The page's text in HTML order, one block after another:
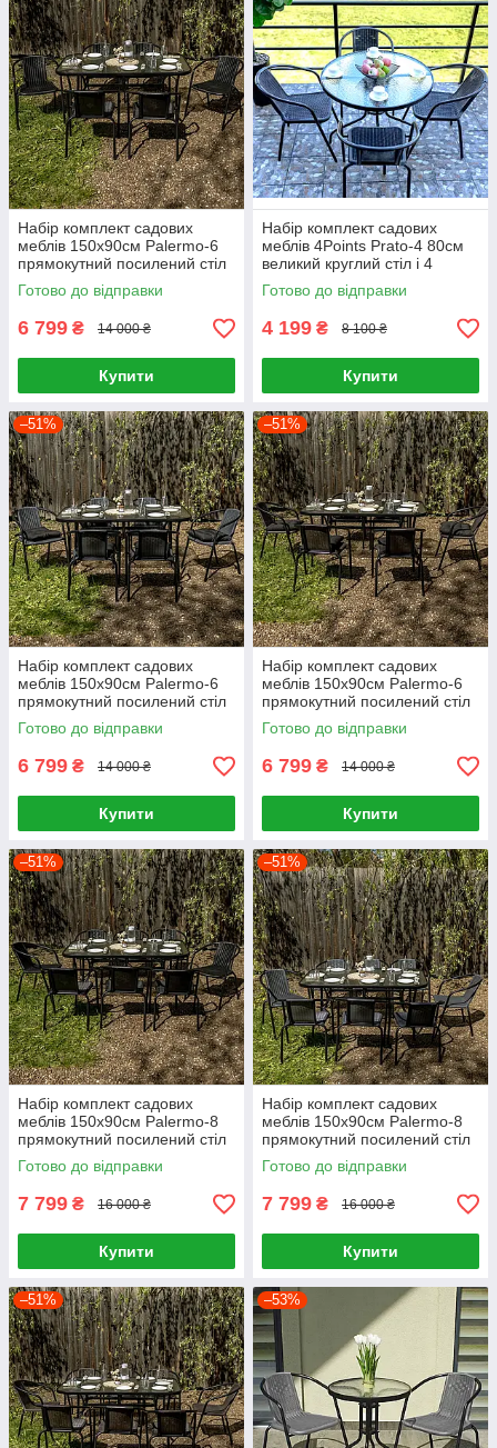
Набір комплект садових
меблів 150x90см Palermo-6
прямокутний посилений стіл
та 6 стільців з ротанга для
саду Чорний
Готово до відправки
6 799 ₴ 14 000 ₴
Купити
Набір комплект садових
меблів 4Points Prato-4 80см
великий круглий стіл і 4
крісла з ротанга для саду,
кафе
Готово до відправки
4 199 ₴ 8 100 ₴
Купити
–51%
Набір комплект садових
меблів 150x90см Palermo-6
прямокутний посилений стіл
та 6 стільців з ротанга для
саду Сірий
Готово до відправки
6 799 ₴ 14 000 ₴
Купити
–51%
Набір комплект садових
меблів 150x90см Palermo-6
прямокутний посилений стіл
та 6 стільців з ротанга для
саду Коричневий
Готово до відправки
6 799 ₴ 14 000 ₴
Купити
–51%
Набір комплект садових
меблів 150x90см Palermo-8
прямокутний посилений стіл
та 8 стільців з ротанга для
саду Чорний
Готово до відправки
7 799 ₴ 16 000 ₴
Купити
–51%
Набір комплект садових
меблів 150x90см Palermo-8
прямокутний посилений стіл
та 8 стільців з ротанга для
саду Сірий
Готово до відправки
7 799 ₴ 16 000 ₴
Купити
–51% –53%